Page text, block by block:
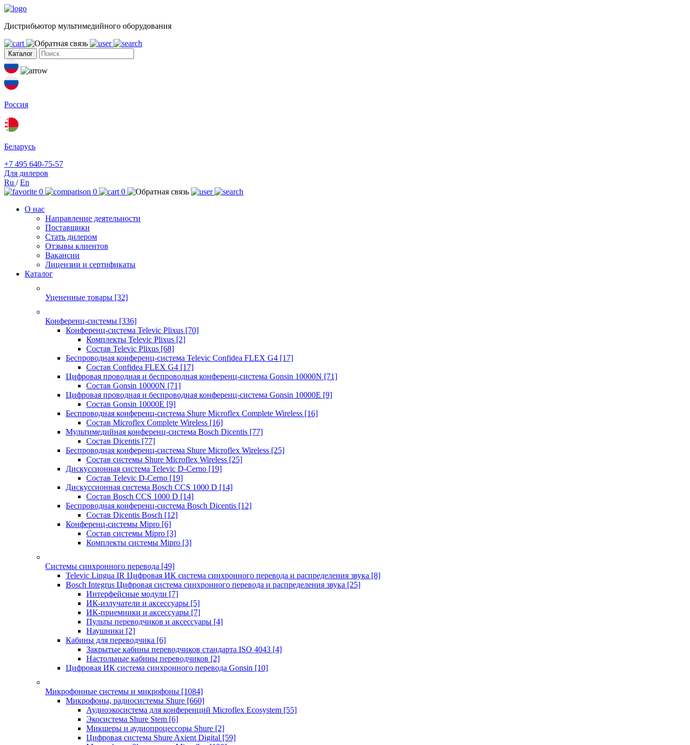
Дистрибьютор мультимедийного оборудования
Каталог
Россия
Беларусь
+7 495 640-75-57
Для дилеров
Ru /En
0
0
0
О нас
Направление деятельности
Поставщики
Стать дилером
Отзывы клиентов
Вакансии
Лицензии и сертификаты
Каталог
Уцененные товары [32]
Конференц-системы [336]
Конференц-система Televic Plixus [70]
Комплекты Televic Plixus [2]
Состав Televic Plixus [68]
Беспроводная конференц-система Televic Confidea FLEX G4 [17]
Состав Confidea FLEX G4 [17]
Цифровая проводная и беспроводная конференц-система Gonsin 10000N [71]
Состав Gonsin 10000N [71]
Цифровая проводная и беспроводная конференц-система Gonsin 10000E [9]
Состав Gonsin 10000E [9]
Беспроводная конференц-система Shure Microflex Complete Wireless [16]
Состав Microflex Complete Wireless [16]
Мультимедийная конференц-система Bosch Dicentis [77]
Состав Dicentis [77]
Беспроводная конференц-система Shure Microflex Wireless [25]
Состав системы Shure Microflex Wireless [25]
Дискуссионная система Televic D-Cerno [19]
Состав Televic D-Cerno [19]
Дискуссионная система Bosch CCS 1000 D [14]
Состав Bosch CCS 1000 D [14]
Беспроводная конференц-система Bosch Dicentis [12]
Состав Dicentis Bosch [12]
Конференц-системы Mipro [6]
Состав системы Mipro [3]
Комплекты системы Mipro [3]
Системы синхронного перевода [49]
Televic Lingua IR Цифровая ИК система синхронного перевода и распределения звука [8]
Bosch Integrus Цифровая система синхронного перевода и распределения звука [25]
Интерфейсные модули [7]
ИК-излучатели и аксессуары [5]
ИК-приемники и аксессуары [7]
Пульты переводчиков и аксессуары [4]
Наушники [2]
Кабины для переводчика [6]
Закрытые кабины переводчиков стандарта ISO 4043 [4]
Настольные кабины переводчиков [2]
Цифровая ИК система синхронного перевода Gonsin [10]
Микрофонные системы и микрофоны [1084]
Микрофоны, радиосистемы Shure [660]
Аудиоэкосистема для конференций Microflex Ecosystem [55]
Экосистема Shure Stem [6]
Микшеры и аудиопроцессоры Shure [2]
Цифровая система Shure Axient Digital [59]